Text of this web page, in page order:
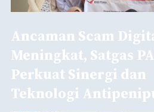
Ancaman Scam
Meningkat, Satgas
Perkuat Sinergi dan
Teknologi